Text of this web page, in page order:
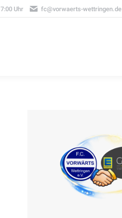
Uhr fc@vorwaerts-wettringen.de